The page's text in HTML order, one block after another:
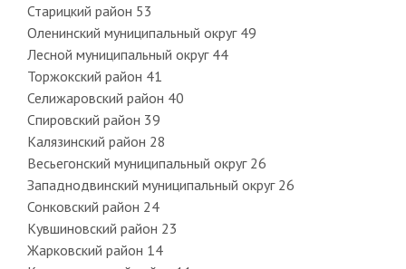
Старицкий район 53
Оленинский муниципальный округ 49
Лесной муниципальный округ 44
Торжокский район 41
Селижаровский район 40
Спировский район 39
Калязинский район 28
Весьегонский муниципальный округ 26
Западнодвинский муниципальный округ 26
Сонковский район 24
Кувшиновский район 23
Жарковский район 14